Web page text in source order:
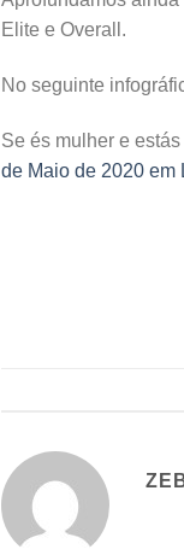
Elite e Overall.
No seguinte
Se és mulher e
de Maio de 2020 em